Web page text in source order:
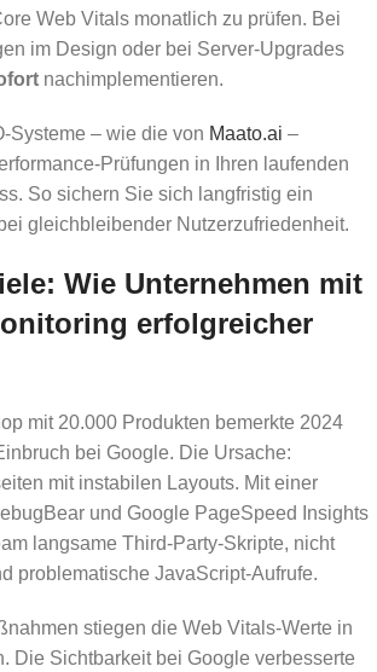
Web Vitals monatlich zu prüfen. Bei
im Design oder bei Server-Upgrades
nachimplementieren.
Systeme – wie die von Maato.ai –
Prüfungen in Ihren laufenden
So sichern Sie sich langfristig ein
gleichbleibender Nutzerzufriedenheit.
Wie Unternehmen mit
erfolgreicher
mit 20.000 Produkten bemerkte 2024
bei Google. Die Ursache:
mit instabilen Layouts. Mit einer
und Google PageSpeed Insights
langsame Third-Party-Skripte, nicht
problematische JavaScript-Aufrufe.
stiegen die Web Vitals-Werte in
Die Sichtbarkeit bei Google verbesserte